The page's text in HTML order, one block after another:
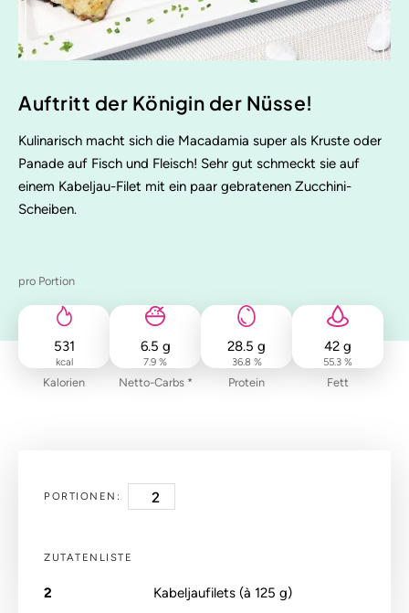
Auftritt der Königin der Nüsse!
Kulinarisch macht sich die Macadamia super als Kruste oder
Panade auf Fisch und Fleisch! Sehr gut schmeckt sie auf
einem Kabeljau-Filet mit ein paar gebratenen Zucchini-
Scheiben.
pro Portion
531
kcal
Kalorien
6.5 g
7.9 %
Netto-Carbs *
28.5 g
36.8 %
Protein
42 g
55.3 %
Fett
PORTIONEN:
ZUTATENLISTE
2
Kabeljaufilets (à 125 g)